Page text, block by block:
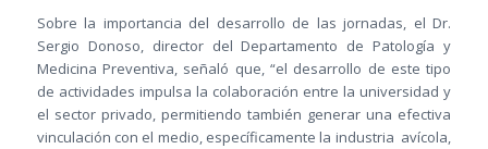
Sobre la importancia del desarrollo de las jornadas, el Dr.
Sergio Donoso, director del Departamento de Patología y
Medicina Preventiva, señaló que, “el desarrollo de este tipo
de actividades impulsa la colaboración entre la universidad y
el sector privado, permitiendo también generar una efectiva
vinculación con el medio, específicamente la industria avícola,